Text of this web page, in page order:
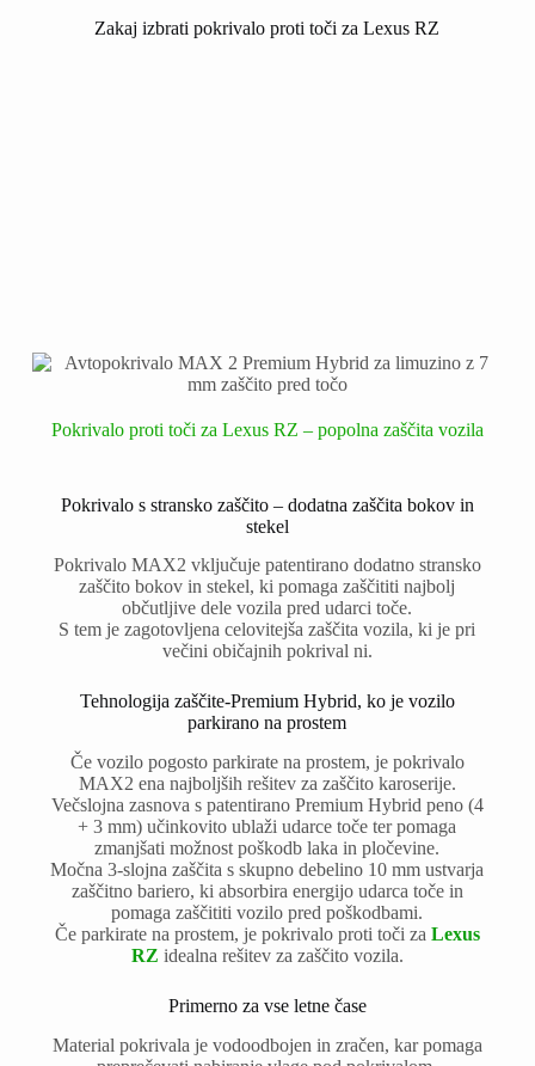
Zakaj izbrati pokrivalo proti toči za Lexus RZ
Pokrivalo proti toči za Lexus RZ – popolna zaščita vozila
Pokrivalo s stransko zaščito – dodatna zaščita bokov in
stekel
Pokrivalo MAX2 vključuje patentirano dodatno stransko
zaščito bokov in stekel, ki pomaga zaščititi najbolj
občutljive dele vozila pred udarci toče.
S tem je zagotovljena celovitejša zaščita vozila, ki je pri
večini običajnih pokrival ni.
Tehnologija zaščite-Premium Hybrid, ko je vozilo
parkirano na prostem
Če vozilo pogosto parkirate na prostem, je pokrivalo
MAX2 ena najboljših rešitev za zaščito karoserije.
Večslojna zasnova s patentirano Premium Hybrid peno (4
+ 3 mm) učinkovito ublaži udarce toče ter pomaga
zmanjšati možnost poškodb laka in pločevine.
Močna 3-slojna zaščita s skupno debelino 10 mm ustvarja
zaščitno bariero, ki absorbira energijo udarca toče in
pomaga zaščititi vozilo pred poškodbami.
Če parkirate na prostem, je pokrivalo proti toči za Lexus
RZ idealna rešitev za zaščito vozila.
Primerno za vse letne čase
Material pokrivala je vodoodbojen in zračen, kar pomaga